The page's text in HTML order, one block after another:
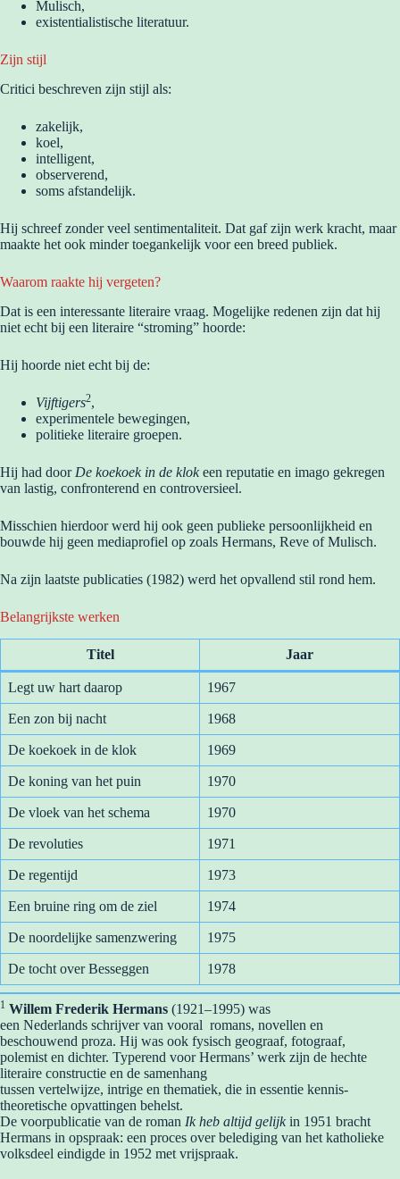
Mulisch,
existentialistische literatuur.
Zijn stijl
Critici beschreven zijn stijl als:
zakelijk,
koel,
intelligent,
observerend,
soms afstandelijk.
Hij schreef zonder veel sentimentaliteit. Dat gaf zijn werk kracht, maar
maakte het ook minder toegankelijk voor een breed publiek.
Waarom raakte hij vergeten?
Dat is een interessante literaire vraag. Mogelijke redenen zijn dat hij
niet echt bij een literaire “stroming” hoorde:
Hij hoorde niet echt bij de:
Vijftigers2,
experimentele bewegingen,
politieke literaire groepen.
Hij had door De koekoek in de klok een reputatie en imago gekregen
van lastig, confronterend en controversieel.
Misschien hierdoor werd hij ook geen publieke persoonlijkheid en
bouwde hij geen mediaprofiel op zoals Hermans, Reve of Mulisch.
Na zijn laatste publicaties (1982) werd het opvallend stil rond hem.
Belangrijkste werken
Titel Jaar
Legt uw hart daarop 1967
Een zon bij nacht 1968
De koekoek in de klok 1969
De koning van het puin 1970
De vloek van het schema 1970
De revoluties 1971
De regentijd 1973
Een bruine ring om de ziel 1974
De noordelijke samenzwering 1975
De tocht over Besseggen 1978
1 Willem Frederik Hermans (1921–1995) was
een Nederlands schrijver van vooral romans, novellen en
beschouwend proza. Hij was ook fysisch geograaf, fotograaf,
polemist en dichter. Typerend voor Hermans’ werk zijn de hechte
literaire constructie en de samenhang
tussen vertelwijze, intrige en thematiek, die in essentie kennis-
theoretische opvattingen behelst.
De voorpublicatie van de roman Ik heb altijd gelijk in 1951 bracht
Hermans in opspraak: een proces over belediging van het katholieke
volksdeel eindigde in 1952 met vrijspraak.